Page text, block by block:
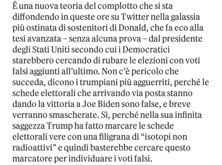
È una nuova teoria del complotto che si sta
diffondendo in queste ore su Twitter nella galassia
più ostinata di sostenitori di Donald, che fa eco alla
tesi avanzata – senza alcuna prova – dal presidente
degli Stati Uniti secondo cui i Democratici
starebbero cercando di rubare le elezioni con voti
falsi aggiunti all’ultimo. Non c’è pericolo che
succeda, dicono i trumpiani più agguerriti, perché le
schede elettorali che arrivando via posta stanno
dando la vittoria a Joe Biden sono false, e breve
verranno smascherate. Sì, perché nella sua infinita
saggezza Trump ha fatto marcare le schede
elettorali vere con una filigrana di “isotopi non
radioattivi” e quindi basterebbe cercare questo
marcatore per individuare i voti falsi.